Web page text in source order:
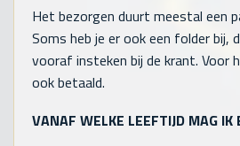
Het bezorgen duurt meestal een
Soms heb je er ook een folder bij,
vooraf insteken bij de krant. Voor
ook betaald.
VANAF WELKE LEEFTIJD MAG IK